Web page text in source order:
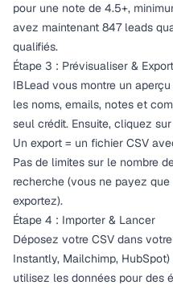
pour une note de 4.5+,
avez maintenant 847 leads
qualifiés.
Étape 3 : Prévisualiser &
IBLead vous montre un
les noms, emails, notes et
seul crédit. Ensuite, cliquez sur
Un export = un fichier CSV
Pas de limites sur le nombre
recherche (vous ne payez
exportez).
Étape 4 : Importer & Lancer
Déposez votre CSV dans
Instantly, Mailchimp,
utilisez les données pour des